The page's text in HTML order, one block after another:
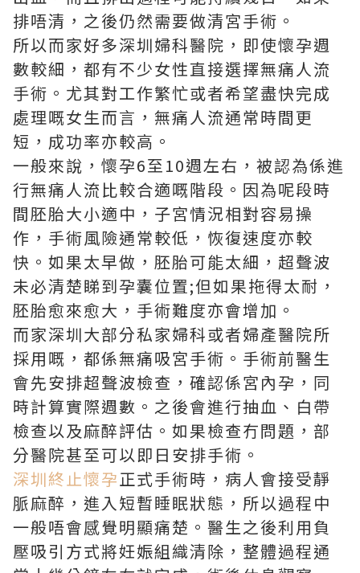
排唔清，之後仍然需要做清宮手術。
所以而家好多深圳婦科醫院，即使懷孕週
數較細，都有不少女性直接選擇無痛人流
手術。尤其對工作繁忙或者希望盡快完成
處理嘅女生而言，無痛人流通常時間更
短，成功率亦較高。
一般來說，懷孕6至10週左右，被認為係進
行無痛人流比較合適嘅階段。因為呢段時
間胚胎大小適中，子宮情況相對容易操
作，手術風險通常較低，恢復速度亦較
快。如果太早做，胚胎可能太細，超聲波
未必清楚睇到孕囊位置;但如果拖得太耐，
胚胎愈來愈大，手術難度亦會增加。
而家深圳大部分私家婦科或者婦產醫院所
採用嘅，都係無痛吸宮手術。手術前醫生
會先安排超聲波檢查，確認係宮內孕，同
時計算實際週數。之後會進行抽血、白帶
檢查以及麻醉評估。如果檢查冇問題，部
分醫院甚至可以即日安排手術。
深圳終止懷孕正式手術時，病人會接受靜
脈麻醉，進入短暫睡眠狀態，所以過程中
一般唔會感覺明顯痛楚。醫生之後利用負
壓吸引方式將妊娠組織清除，整體過程通